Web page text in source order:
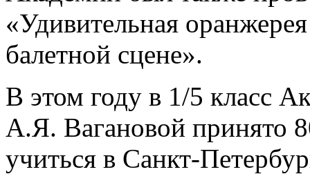
«Удивительная
балетной сцене».
В этом году в 1/5 класс
А.Я. Вагановой принято
учиться в Санкт-